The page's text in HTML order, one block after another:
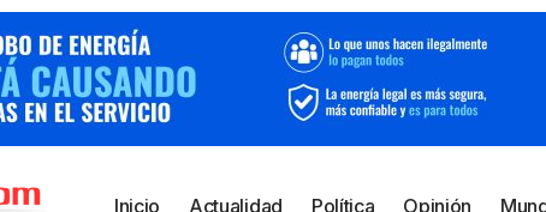
Inicio Actualidad Política Opinión